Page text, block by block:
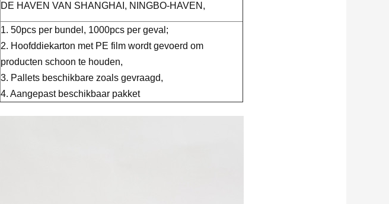
DE HAVEN VAN SHANGHAI, NINGBO-HAVEN,
1. 50pcs per bundel, 1000pcs per geval;
2. Hoofddiekarton met PE film wordt gevoerd om
producten schoon te houden,
3. Pallets beschikbare zoals gevraagd,
4. Aangepast beschikbaar pakket